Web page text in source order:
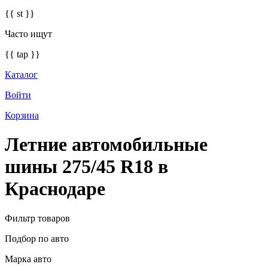
{{ st }}
Часто ищут
{{ tap }}
Каталог
Войти
Корзина
Летние автомобильные
шины 275/45 R18 в
Краснодаре
Фильтр товаров
Подбор по авто
Марка авто